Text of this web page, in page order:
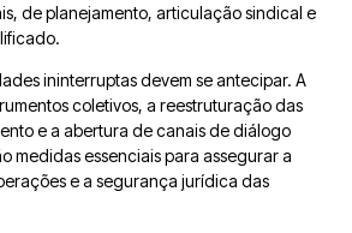
de planejamento, articulação sindical e
ininterruptas devem se antecipar. A
coletivos, a reestruturação das
e a abertura de canais de diálogo
medidas essenciais para assegurar a
e a segurança jurídica das